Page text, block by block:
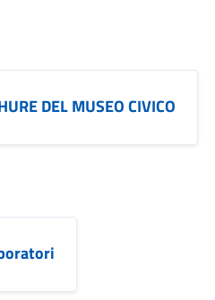
DEL MUSEO CIVICO